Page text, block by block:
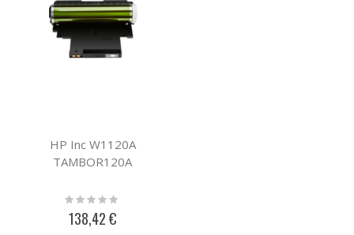
HP Inc W1120A
TAMBOR120A
Rating:
138,42 €